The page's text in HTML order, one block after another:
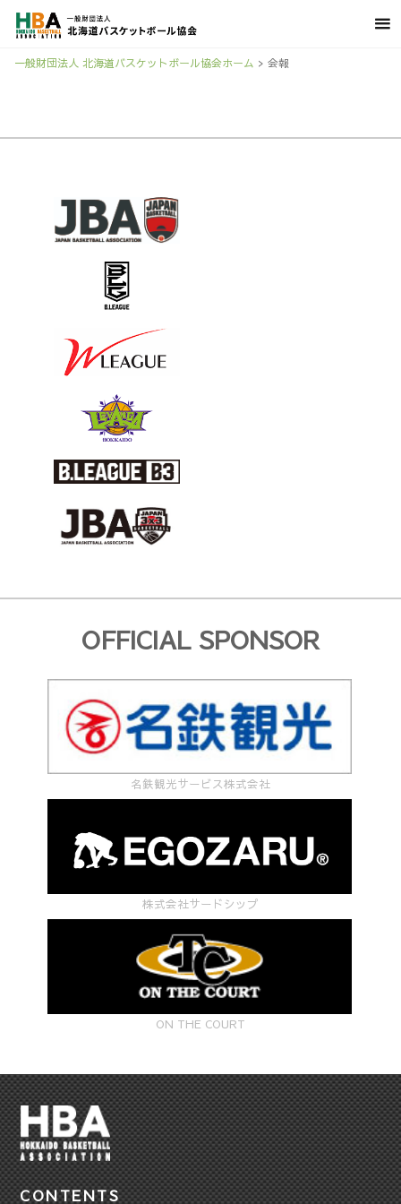
一般財団法人 北海道バスケットボール協会ホーム > 会報
OFFICIAL SPONSOR
名鉄観光サービス株式会社
株式会社サードシップ
ON THE COURT
CONTENTS